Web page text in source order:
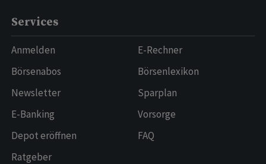
Services
Anmelden
Börsenabos
Newsletter
E-Banking
Depot eröffnen
Ratgeber
E-Rechner
Börsenlexikon
Sparplan
Vorsorge
FAQ